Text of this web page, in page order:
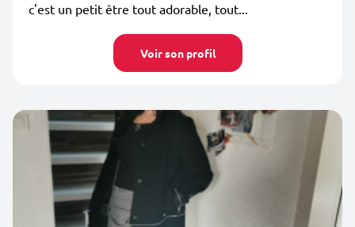
c'est un petit être tout adorable, tout...
Voir son profil